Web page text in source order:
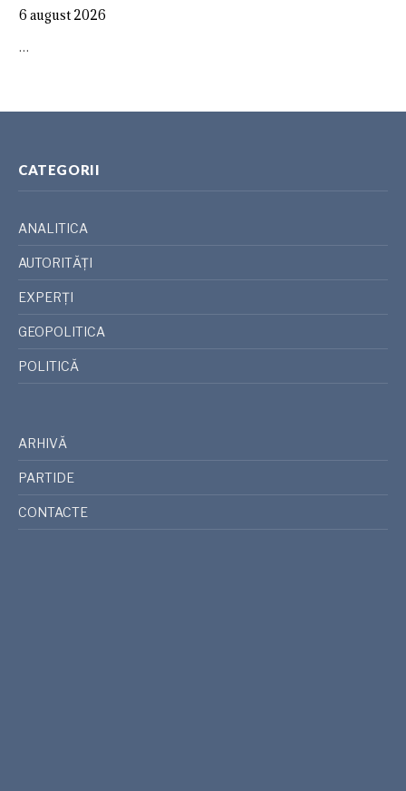
6 august 2026
…
CATEGORII
ANALITICA
AUTORITĂȚI
EXPERȚI
GEOPOLITICA
POLITICĂ
ARHIVĂ
PARTIDE
CONTACTE